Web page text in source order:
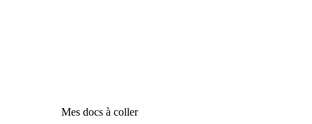
Mes docs à coller